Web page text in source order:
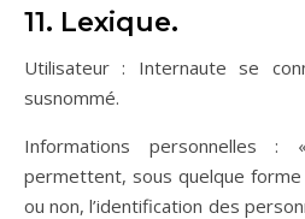
11. Lexique.
Utilisateur : Internaute se
susnommé.
Informations personnelles :
permettent, sous quelque
ou non, l’identification des